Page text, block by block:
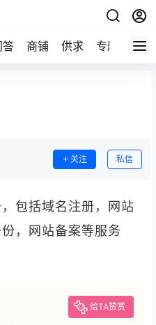
答 商铺 供求 专题 导航
关注 私信
包括域名注册，网站
，网站备案等服务
给TA赞赏